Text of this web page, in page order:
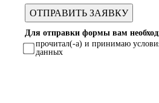
Для отправки формы вам
прочитал(-а) и принимаю
данных